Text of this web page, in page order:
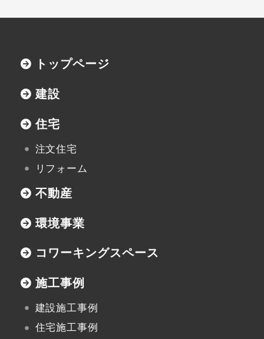
新潟県小千谷市三仏生2533番地
トップページ
建設
住宅
注文住宅
リフォーム
不動産
環境事業
コワーキングスペース
施工事例
建設施工事例
住宅施工事例